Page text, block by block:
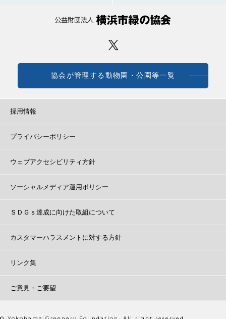
協会が管理する動物園・公園等一覧
採用情報
プライバシーポリシー
ウェブアクセシビリティ方針
ソーシャルメディア運用ポリシー
ＳＤＧｓ達成に向けた取組について
カスタマーハラスメントに対する方針
リンク集
ご意見・ご要望